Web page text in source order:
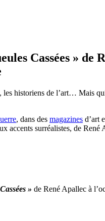
Cassées »
historiens de l’art… Mais
, dans des magazines d’art
surréalistes, de
» de René Apallec à